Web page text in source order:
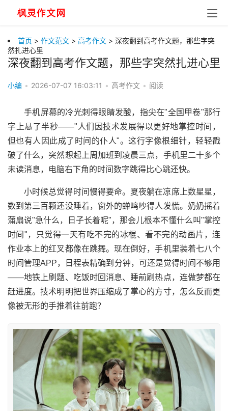
首页 > 作文范文 > 高考作文 > 深夜翻到高考作文题，那些字突
然扎进心里
深夜翻到高考作文题，那些字突然扎进心里
小编 • 2026-07-07 16:03:11 • 高考作文 • 阅读
手机屏幕的冷光刺得眼睛发酸，指尖在"全国甲卷"那行
字上悬了半秒——"人们因技术发展得以更好地掌控时间，
但也有人因此成了时间的仆人"。这行字像根细针，轻轻戳
破了什么，突然想起上周加班到凌晨三点，手机里二十多个
未读消息，电脑右下角的时间数字跳得比心跳还快。
小时候总觉得时间慢得要命。夏夜躺在凉席上数星星，
数到第三百颗还没睡着，窗外的蝉鸣吵得人发慌。奶奶摇着
蒲扇说"急什么，日子长着呢"，那会儿根本不懂什么叫"掌控
时间"，只觉得一天有吃不完的冰棍、看不完的动画片，连
作业本上的红叉都像在跳舞。现在倒好，手机里装着七八个
时间管理APP，日程表精确到分钟，可还是觉得时间不够用
——地铁上刷题、吃饭时回消息、睡前刷热点，连做梦都在
赶进度。技术明明把世界压缩成了掌心的方寸，怎么反而更
像被无形的手推着往前跑？